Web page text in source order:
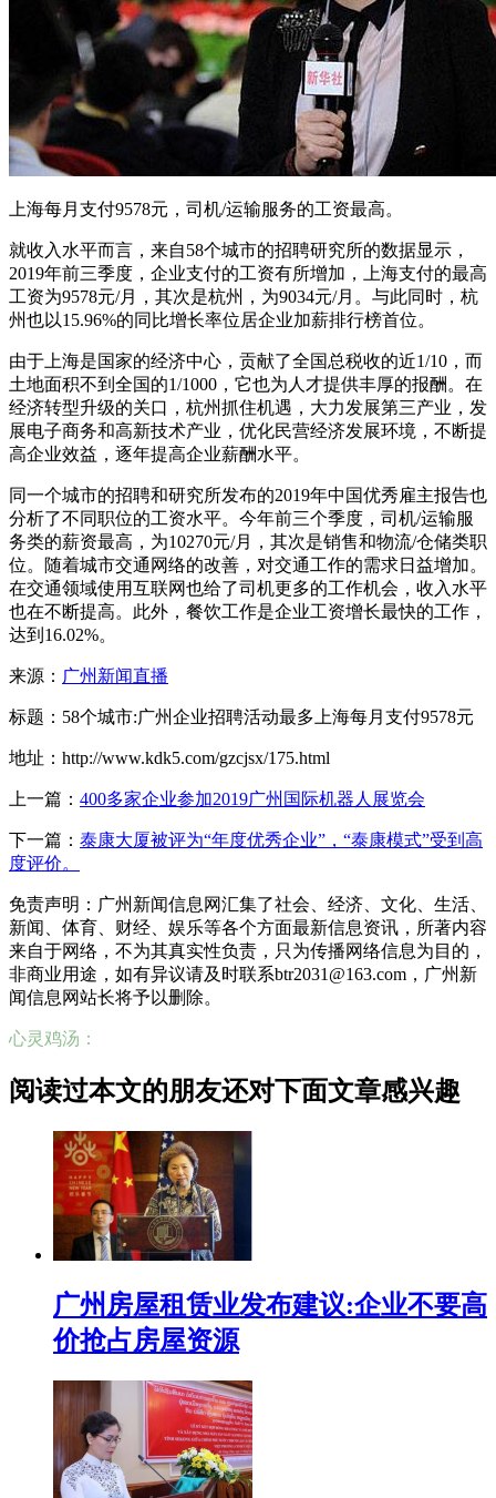
上海每月支付9578元，司机/运输服务的工资最高。
就收入水平而言，来自58个城市的招聘研究所的数据显示，
2019年前三季度，企业支付的工资有所增加，上海支付的最高
工资为9578元/月，其次是杭州，为9034元/月。与此同时，杭
州也以15.96%的同比增长率位居企业加薪排行榜首位。
由于上海是国家的经济中心，贡献了全国总税收的近1/10，而
土地面积不到全国的1/1000，它也为人才提供丰厚的报酬。在
经济转型升级的关口，杭州抓住机遇，大力发展第三产业，发
展电子商务和高新技术产业，优化民营经济发展环境，不断提
高企业效益，逐年提高企业薪酬水平。
同一个城市的招聘和研究所发布的2019年中国优秀雇主报告也
分析了不同职位的工资水平。今年前三个季度，司机/运输服
务类的薪资最高，为10270元/月，其次是销售和物流/仓储类职
位。随着城市交通网络的改善，对交通工作的需求日益增加。
在交通领域使用互联网也给了司机更多的工作机会，收入水平
也在不断提高。此外，餐饮工作是企业工资增长最快的工作，
达到16.02%。
来源： 广州新闻直播
标题：58个城市:广州企业招聘活动最多上海每月支付9578元
地址：http://www.kdk5.com/gzcjsx/175.html
上一篇： 400多家企业参加2019广州国际机器人展览会
下一篇： 泰康大厦被评为“年度优秀企业”，“泰康模式”受到高
度评价。
免责声明：广州新闻信息网汇集了社会、经济、文化、生活、
新闻、体育、财经、娱乐等各个方面最新信息资讯，所著内容
来自于网络，不为其真实性负责，只为传播网络信息为目的，
非商业用途，如有异议请及时联系btr2031@163.com，广州新
闻信息网站长将予以删除。
心灵鸡汤：
阅读过本文的朋友还对下面文章感兴趣
广州房屋租赁业发布建议:企业不要高
价抢占房屋资源